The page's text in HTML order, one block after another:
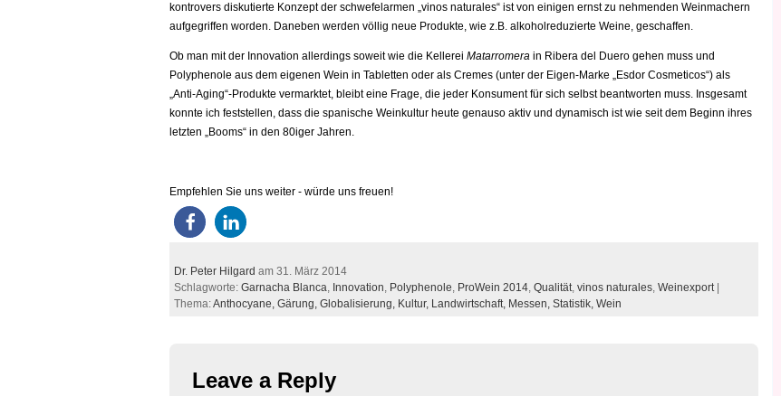
kontrovers diskutierte Konzept der schwefelarmen „vinos naturales“ ist von einigen ernst zu nehmenden Weinmachern
aufgegriffen worden. Daneben werden völlig neue Produkte, wie z.B. alkoholreduzierte Weine, geschaffen.
Ob man mit der Innovation allerdings soweit wie die Kellerei Matarromera in Ribera del Duero gehen muss und
Polyphenole aus dem eigenen Wein in Tabletten oder als Cremes (unter der Eigen-Marke „Esdor Cosmeticos“) als
„Anti-Aging“-Produkte vermarktet, bleibt eine Frage, die jeder Konsument für sich selbst beantworten muss. Insgesamt
konnte ich feststellen, dass die spanische Weinkultur heute genauso aktiv und dynamisch ist wie seit dem Beginn ihres
letzten „Booms“ in den 80iger Jahren.
Empfehlen Sie uns weiter - würde uns freuen!
Dr. Peter Hilgard am 31. März 2014
Schlagworte: Garnacha Blanca, Innovation, Polyphenole, ProWein 2014, Qualität, vinos naturales, Weinexport|
Thema:Anthocyane, Gärung, Globalisierung, Kultur, Landwirtschaft, Messen, Statistik, Wein
Leave a Reply